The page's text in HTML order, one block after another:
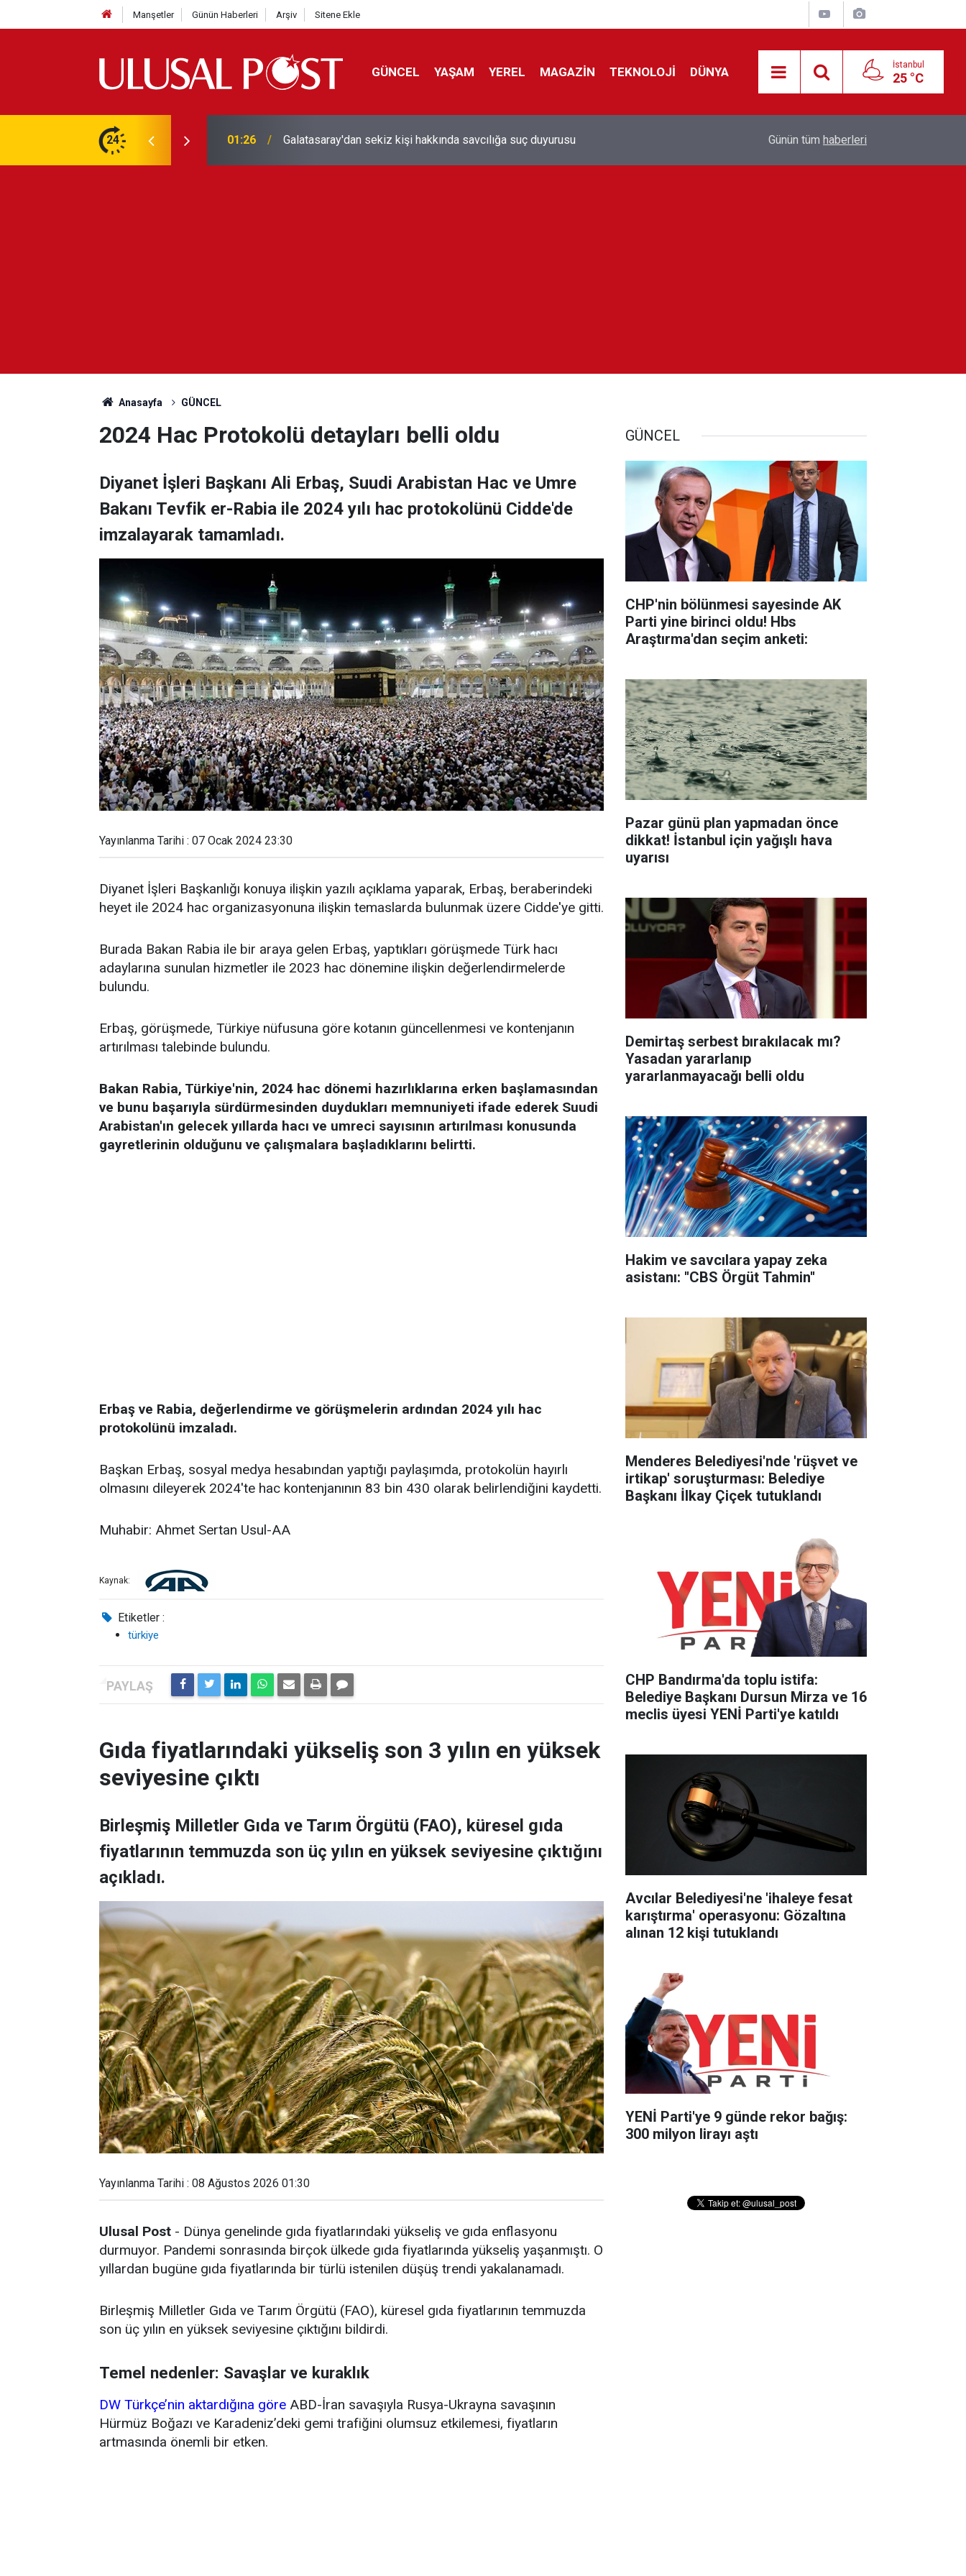
Manşetler Günün Haberleri Arşiv Sitene Ekle
GÜNCEL YAŞAM YEREL MAGAZİN TEKNOLOJİ DÜNYA İstanbul
25 °C
24
en yüksek seviyesine çıktı 01:26 Galatasaray'dan sekiz kişi hakkında savcılığa suç duyurusu
kontrol edecek
Günün tüm haberleri
Anasayfa GÜNCEL
2024 Hac Protokolü detayları belli oldu
Diyanet İşleri Başkanı Ali Erbaş, Suudi Arabistan Hac ve Umre
Bakanı Tevfik er-Rabia ile 2024 yılı hac protokolünü Cidde'de
imzalayarak tamamladı.
Yayınlanma Tarihi : 07 Ocak 2024 23:30
Diyanet İşleri Başkanlığı konuya ilişkin yazılı açıklama yaparak, Erbaş, beraberindeki
heyet ile 2024 hac organizasyonuna ilişkin temaslarda bulunmak üzere Cidde'ye gitti.
Burada Bakan Rabia ile bir araya gelen Erbaş, yaptıkları görüşmede Türk hacı
adaylarına sunulan hizmetler ile 2023 hac dönemine ilişkin değerlendirmelerde
bulundu.
Erbaş, görüşmede, Türkiye nüfusuna göre kotanın güncellenmesi ve kontenjanın
artırılması talebinde bulundu.
Bakan Rabia, Türkiye'nin, 2024 hac dönemi hazırlıklarına erken başlamasından
ve bunu başarıyla sürdürmesinden duydukları memnuniyeti ifade ederek Suudi
Arabistan'ın gelecek yıllarda hacı ve umreci sayısının artırılması konusunda
gayretlerinin olduğunu ve çalışmalara başladıklarını belirtti.
Erbaş ve Rabia, değerlendirme ve görüşmelerin ardından 2024 yılı hac
protokolünü imzaladı.
Başkan Erbaş, sosyal medya hesabından yaptığı paylaşımda, protokolün hayırlı
olmasını dileyerek 2024'te hac kontenjanının 83 bin 430 olarak belirlendiğini kaydetti.
Muhabir: Ahmet Sertan Usul-AA
Kaynak:
Etiketler :
türkiye
Gıda fiyatlarındaki yükseliş son 3 yılın en yüksek
seviyesine çıktı
Birleşmiş Milletler Gıda ve Tarım Örgütü (FAO), küresel gıda
fiyatlarının temmuzda son üç yılın en yüksek seviyesine çıktığını
açıkladı.
Yayınlanma Tarihi : 08 Ağustos 2026 01:30
Ulusal Post - Dünya genelinde gıda fiyatlarındaki yükseliş ve gıda enflasyonu
durmuyor. Pandemi sonrasında birçok ülkede gıda fiyatlarında yükseliş yaşanmıştı. O
yıllardan bugüne gıda fiyatlarında bir türlü istenilen düşüş trendi yakalanamadı.
Birleşmiş Milletler Gıda ve Tarım Örgütü (FAO), küresel gıda fiyatlarının temmuzda
son üç yılın en yüksek seviyesine çıktığını bildirdi.
Temel nedenler: Savaşlar ve kuraklık
DW Türkçe’nin aktardığına göre ABD-İran savaşıyla Rusya-Ukrayna savaşının
Hürmüz Boğazı ve Karadeniz’deki gemi trafiğini olumsuz etkilemesi, fiyatların
artmasında önemli bir etken.
GÜNCEL
CHP'nin bölünmesi sayesinde AK
Parti yine birinci oldu! Hbs
Araştırma'dan seçim anketi:
Pazar günü plan yapmadan önce
dikkat! İstanbul için yağışlı hava
uyarısı
Demirtaş serbest bırakılacak mı?
Yasadan yararlanıp
yararlanmayacağı belli oldu
Hakim ve savcılara yapay zeka
asistanı: ''CBS Örgüt Tahmin''
Menderes Belediyesi'nde 'rüşvet ve
irtikap' soruşturması: Belediye
Başkanı İlkay Çiçek tutuklandı
CHP Bandırma'da toplu istifa:
Belediye Başkanı Dursun Mirza ve 16
meclis üyesi YENİ Parti'ye katıldı
Avcılar Belediyesi'ne 'ihaleye fesat
karıştırma' operasyonu: Gözaltına
alınan 12 kişi tutuklandı
YENİ Parti'ye 9 günde rekor bağış:
300 milyon lirayı aştı